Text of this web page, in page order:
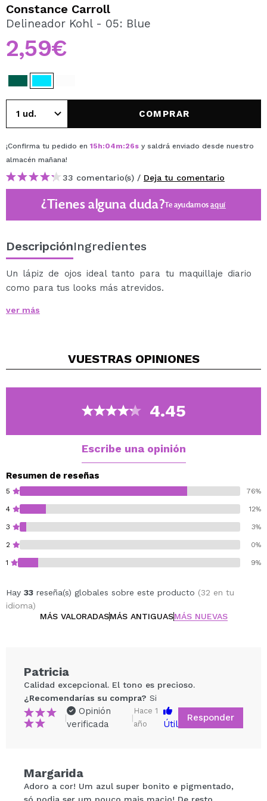
Al crear una cuenta en Maquillalia.com podrás realizar
tus compras rápidamente, revisar el estado de tus
pedidos y consultar tus operaciones anteriores.
Constance Carroll
Delineador Kohl - 05: Blue
2,59€
COMPRAR
¡Confirma tu pedido en 15h:04m:26s y saldrá enviado desde nuestro
almacén mañana!
33 comentario(s) / Deja tu comentario
¿Tienes alguna duda?Te ayudamosaquí
DescripciónIngredientes
Un lápiz de ojos ideal tanto para tu maquillaje diario
como para tus looks más atrevidos.
ver más
VUESTRAS OPINIONES
4.45
Escribe una opinión
Resumen de reseñas
5 76%
4 12%
3 3%
2 0%
1 9%
Hay 33 reseña(s) globales sobre este producto (32 en tu
idioma)
MÁS VALORADASMÁS ANTIGUASMÁS NUEVAS
Compartir un vídeo o una foto
Tu vídeo podría ser el primero. Imagínatelo...
Patricia
Calidad excepcional. El tono es precioso.
¿Recomendarías su compra? Si
|
Opinión
verificada
|
Hace 1
año
Útil
Responder
Margarida
Adoro a cor! Um azul super bonito e pigmentado,